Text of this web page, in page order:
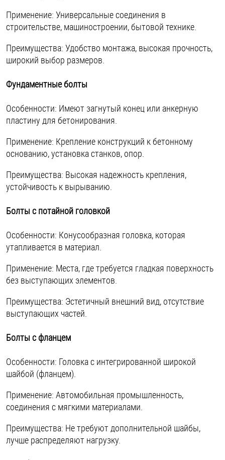
Применение: Универсальные соединения в
строительстве, машиностроении, бытовой технике.
Преимущества: Удобство монтажа, высокая прочность,
широкий выбор размеров.
Фундаментные болты
Особенности: Имеют загнутый конец или анкерную
пластину для бетонирования.
Применение: Крепление конструкций к бетонному
основанию, установка станков, опор.
Преимущества: Высокая надежность крепления,
устойчивость к вырыванию.
Болты с потайной головкой
Особенности: Конусообразная головка, которая
утапливается в материал.
Применение: Места, где требуется гладкая поверхность
без выступающих элементов.
Преимущества: Эстетичный внешний вид, отсутствие
выступающих частей.
Болты с фланцем
Особенности: Головка с интегрированной широкой
шайбой (фланцем).
Применение: Автомобильная промышленность,
соединения с мягкими материалами.
Преимущества: Не требуют дополнительной шайбы,
лучше распределяют нагрузку.